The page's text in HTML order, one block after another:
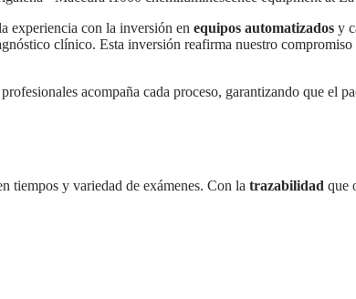
experiencia con la inversión en equipos automatizados y
clínico. Esta inversión reafirma nuestro
acompaña cada proceso, garantizando que el
tiempos y variedad de exámenes. Con la trazabilidad que